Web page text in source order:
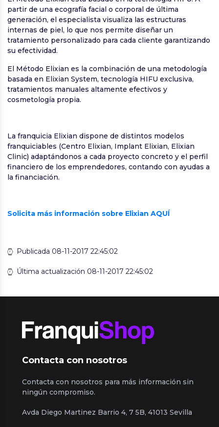
partir de una ecografía facial o corporal de última
generación, el especialista visualiza las estructuras
internas de piel, lo que nos permite diseñar un
tratamiento personalizado para cada cliente garantizando
su efectividad.
El Método Elixian es la combinación de una metodología
basada en Elixian System, tecnología HIFU exclusiva,
tratamientos manuales altamente efectivos y
cosmetología propia.
La franquicia Elixian dispone de distintos modelos
franquiciables (Centro Elixian, Implant Elixian, Elixian
Clinic) adaptándonos a cada proyecto concreto y el perfil
financiero de los emprendedores, contando con ayudas a
la financiación.
Solicita más información sobre Elixian AQUÍ
Publicada 08-11-2017 22:45:02
Última actualización 08-11-2017 22:45:02
Contacta con nosotros
Contacta con nosotros para más información sin
ningún compromiso.
Avda Diego Martinez Barrio 4, 7 5B, 41013 Sevilla